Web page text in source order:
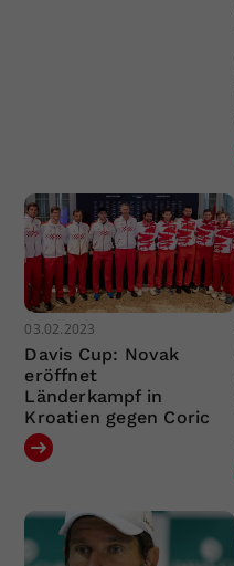
03.02.2023
Davis Cup: Novak
eröffnet
Länderkampf in
Kroatien gegen Coric